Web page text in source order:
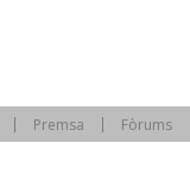
Premsa Fòrums